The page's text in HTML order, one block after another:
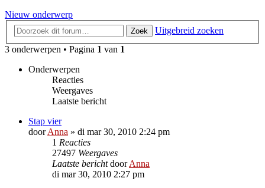
Nieuw onderwerp
Zoek
Uitgebreid zoeken
3 onderwerpen • Pagina 1 van 1
Onderwerpen
Reacties
Weergaves
Laatste bericht
Stap vier
doorAnna » di mar 30, 2010 2:24 pm
1 Reacties
27497 Weergaves
Laatste berichtdoorAnna
di mar 30, 2010 2:27 pm